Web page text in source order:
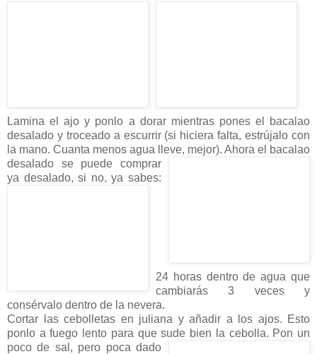
Lamina el ajo y ponlo a dorar mientras pones el bacalao
desalado y troceado a escurrir (si hiciera falta, estrújalo con
la mano. Cuanta menos agua lleve, mejor). Ahora el bacalao
desalado se puede comprar
ya desalado, si no, ya sabes:
24 horas dentro de agua que
cambiarás 3 veces y
consérvalo dentro de la nevera.
Cortar las cebolletas en juliana y añadir a los ajos. Esto
ponlo a fuego lento para que sude bien la cebolla. Pon un
poco de sal, pero poca dado